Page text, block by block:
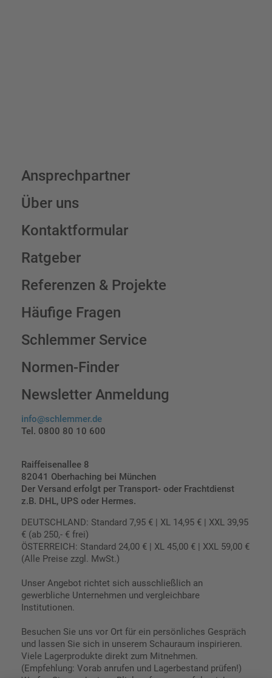
Ansprechpartner
Über uns
Kontaktformular
Ratgeber
Referenzen & Projekte
Häufige Fragen
Schlemmer Service
Normen-Finder
Newsletter Anmeldung
info@schlemmer.de
Tel. 0800 80 10 600
Raiffeisenallee 8
82041 Oberhaching bei München
Der Versand erfolgt per Transport- oder Frachtdienst
z.B. DHL, UPS oder Hermes.
DEUTSCHLAND: Standard 7,95 € | XL 14,95 € | XXL 39,95
€ (ab 250,- € frei)
ÖSTERREICH: Standard 24,00 € | XL 45,00 € | XXL 59,00 €
(Alle Preise zzgl. MwSt.)
Unser Angebot richtet sich ausschließlich an
gewerbliche Unternehmen und vergleichbare
Institutionen.
Besuchen Sie uns vor Ort für ein persönliches Gespräch
und lassen Sie sich in unserem Schauraum inspirieren.
Viele Lagerprodukte direkt zum Mitnehmen.
(Empfehlung: Vorab anrufen und Lagerbestand prüfen!)